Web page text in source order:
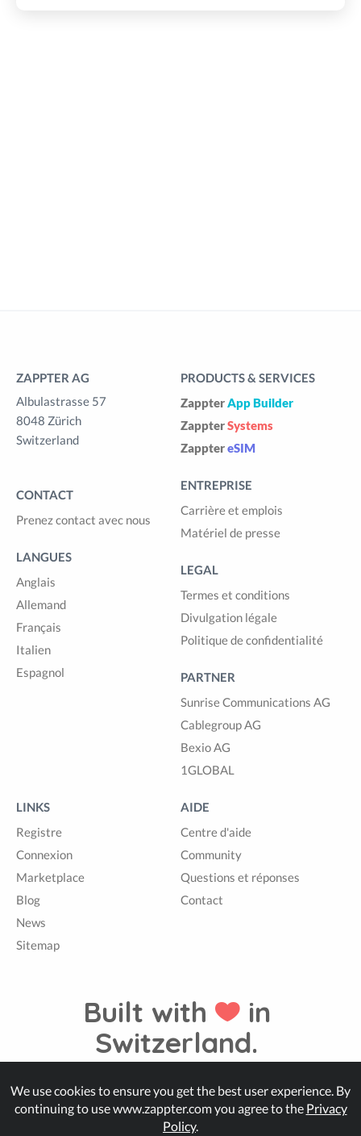
ZAPPTER AG
Albulastrasse 57
8048 Zürich
Switzerland
CONTACT
Prenez contact avec nous
LANGUES
Anglais
Allemand
Français
Italien
Espagnol
PRODUCTS & SERVICES
ZappterApp Builder
ZappterSystems
ZapptereSIM
ENTREPRISE
Carrière et emplois
Matériel de presse
LEGAL
Termes et conditions
Divulgation légale
Politique de confidentialité
PARTNER
Sunrise Communications AG
Cablegroup AG
Bexio AG
1GLOBAL
LINKS
Registre
Connexion
Marketplace
Blog
News
Sitemap
AIDE
Centre d'aide
Community
Questions et réponses
Contact
Built with
in
Switzerland.
© Zappter
We use cookies to ensure you get the best user experience. By
continuing to use www.zappter.com you agree to the Privacy
Policy.